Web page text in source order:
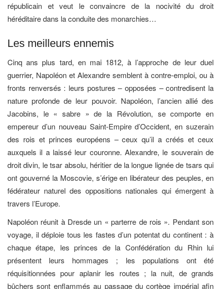
républicain et veut le convaincre de la nocivité du droit
héréditaire dans la conduite des monarchies…
Les meilleurs ennemis
Cinq ans plus tard, en mai 1812, à l’approche de leur duel
guerrier, Napoléon et Alexandre semblent à contre-emploi, ou à
fronts renversés : leurs postures – opposées – contredisent la
nature profonde de leur pouvoir. Napoléon, l’ancien allié des
Jacobins, le « sabre » de la Révolution, se comporte en
empereur d’un nouveau Saint-Empire d’Occident, en suzerain
des rois et princes européens – ceux qu’il a créés et ceux
auxquels il a laissé leur couronne. Alexandre, le souverain de
droit divin, le tsar absolu, héritier de la longue lignée de tsars qui
ont gouverné la Moscovie, s’érige en libérateur des peuples, en
fédérateur naturel des oppositions nationales qui émergent à
travers l’Europe.
Napoléon réunit à Dresde un « parterre de rois ». Pendant son
voyage, il déploie tous les fastes d’un potentat du continent : à
chaque étape, les princes de la Confédération du Rhin lui
présentent leurs hommages ; les populations ont été
réquisitionnées pour aplanir les routes ; la nuit, de grands
bûchers sont enflammés au passage du cortège impérial afin